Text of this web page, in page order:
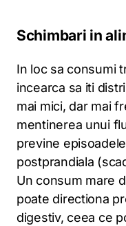
Schimbari in
In loc sa consumi
incearca sa iti
mai mici, dar mai
mentinerea unui
previne
postprandiala
Un consum mare
poate directiona
digestiv, ceea ce